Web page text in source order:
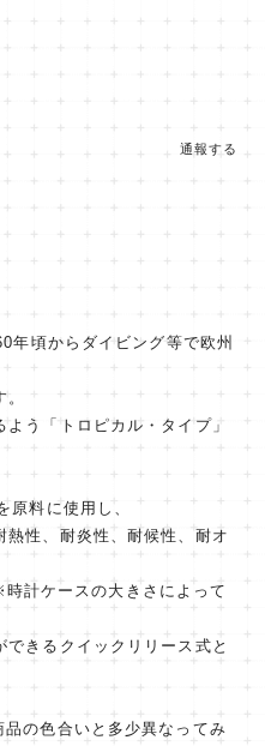
通報する
年頃からダイビング等で欧州
う「トロピカル・タイプ」
原料に使用し、
性、耐炎性、耐候性、耐オ
計ケースの大きさによって
きるクイックリリース式と
の色合いと多少異なってみ